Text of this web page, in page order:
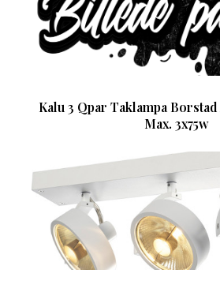
Kalu 3 Qpar Taklampa Borstad
Max. 3x75w